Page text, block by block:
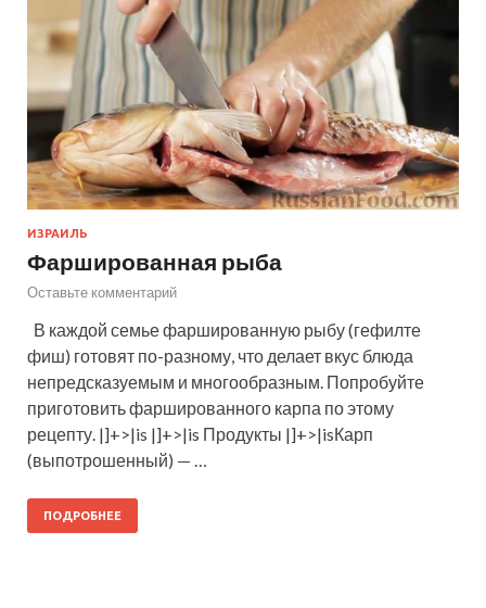
ИЗРАИЛЬ
Фаршированная рыба
Оставьте комментарий
В каждой семье фаршированную рыбу (гефилте
фиш) готовят по-разному, что делает вкус блюда
непредсказуемым и многообразным. Попробуйте
приготовить фаршированного карпа по этому
рецепту. |]+>|is |]+>|is Продукты |]+>|isКарп
(выпотрошенный) — …
ПОДРОБНЕЕ